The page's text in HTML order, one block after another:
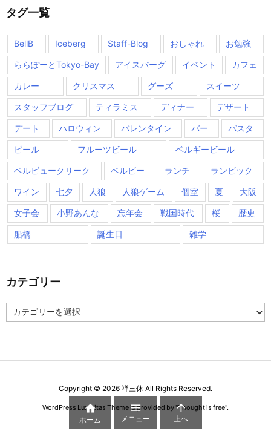
タグ一覧
BellB Iceberg Staff-Blog おしゃれ お勉強
ららぽーとTokyo-Bay アイスバーグ イベント カフェ
カレー クリスマス グーズ スイーツ
スタッフブログ ティラミス ディナー デザート
デート ハロウィン バレンタイン バー パスタ
ビール フルーツビール ベルギービール
ベルビュークリーク ベルビー ランチ ランビック
ワイン 七夕 人狼 人狼ゲーム 個室 夏 大阪
女子会 小野あんな 忘年会 戦国時代 桜 歴史
船橋 誕生日 雑学
カテゴリー
テ
Copyright © 2026 禅三休 All Rights Reserved.
WordPress Luxeritas Theme is provided by "Thought is free".

ホーム

メニュー

上へ